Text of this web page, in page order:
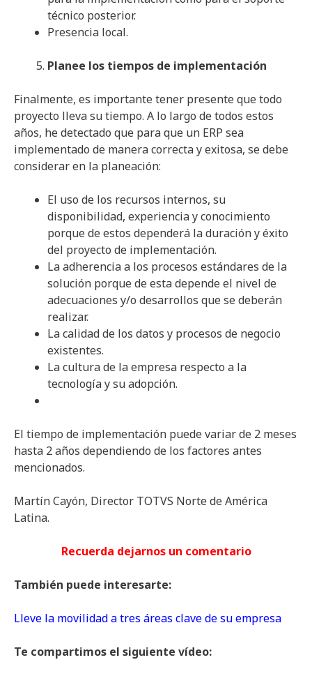
técnico posterior.
Presencia local.
Planee los tiempos de implementación
Finalmente, es importante tener presente que todo
proyecto lleva su tiempo. A lo largo de todos estos
años, he detectado que para que un ERP sea
implementado de manera correcta y exitosa, se debe
considerar en la planeación:
El uso de los recursos internos, su
disponibilidad, experiencia y conocimiento
porque de estos dependerá la duración y éxito
del proyecto de implementación.
La adherencia a los procesos estándares de la
solución porque de esta depende el nivel de
adecuaciones y/o desarrollos que se deberán
realizar.
La calidad de los datos y procesos de negocio
existentes.
La cultura de la empresa respecto a la
tecnología y su adopción.
El tiempo de implementación puede variar de 2 meses
hasta 2 años dependiendo de los factores antes
mencionados.
Martín Cayón, Director TOTVS Norte de América
Latina.
Recuerda dejarnos un comentario
También puede interesarte:
Lleve la movilidad a tres áreas clave de su empresa
Te compartimos el siguiente vídeo: